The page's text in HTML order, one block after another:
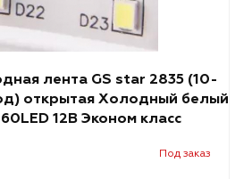
лента GS star 2835 (10-
открытая Холодный белый
12В Эконом класс
Под заказ